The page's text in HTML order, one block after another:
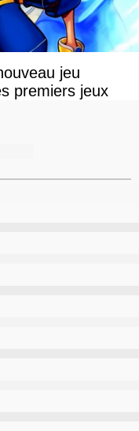
jeu
premiers jeux